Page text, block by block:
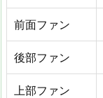
前面ファン
後部ファン
上部ファン